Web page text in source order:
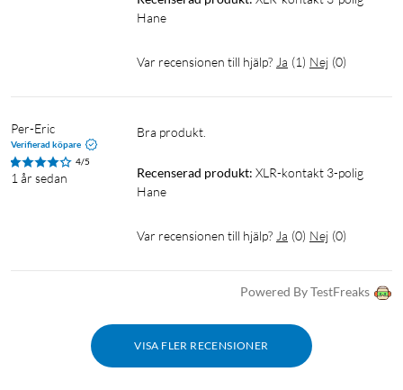
Hane
Var recensionen till hjälp? Ja (1) Nej (0)
Per-Eric
Verifierad köpare
4/5
1 år sedan
Bra produkt.
Recenserad produkt: XLR-kontakt 3-polig
Hane
Var recensionen till hjälp? Ja (0) Nej (0)
Powered By TestFreaks
VISA FLER RECENSIONER